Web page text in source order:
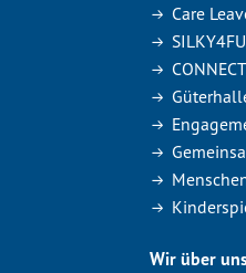
Care
CONNECT
Wir über